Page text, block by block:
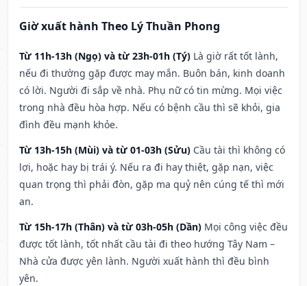
Giờ xuất hành Theo Lý Thuần Phong
Từ 11h-13h (Ngọ) và từ 23h-01h (Tý) Là giờ rất tốt lành,
nếu đi thường gặp được may mắn. Buôn bán, kinh doanh
có lời. Người đi sắp về nhà. Phụ nữ có tin mừng. Mọi việc
trong nhà đều hòa hợp. Nếu có bệnh cầu thì sẽ khỏi, gia
đình đều mạnh khỏe.
Từ 13h-15h (Mùi) và từ 01-03h (Sửu) Cầu tài thì không có
lợi, hoặc hay bị trái ý. Nếu ra đi hay thiệt, gặp nạn, việc
quan trọng thì phải đòn, gặp ma quỷ nên cúng tế thì mới
an.
Từ 15h-17h (Thân) và từ 03h-05h (Dần) Mọi công việc đều
được tốt lành, tốt nhất cầu tài đi theo hướng Tây Nam –
Nhà cửa được yên lành. Người xuất hành thì đều bình
yên.